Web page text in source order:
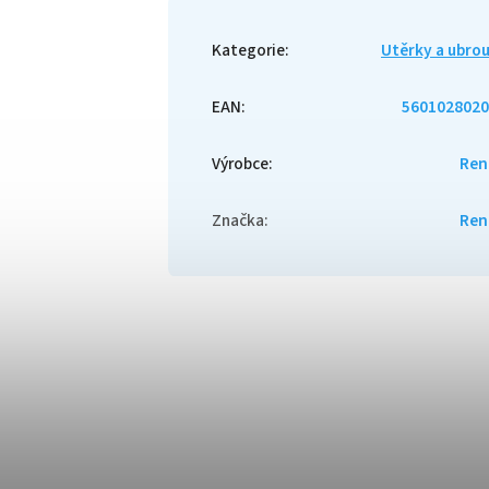
Kategorie: Utěrky a
EAN:
Výrobce:
Značka: